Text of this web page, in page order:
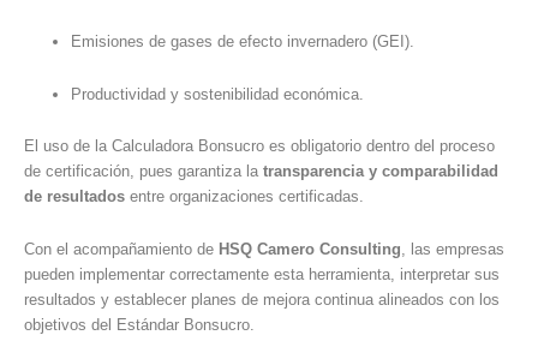
Emisiones de gases de efecto invernadero (GEI).
Productividad y sostenibilidad económica.
El uso de la Calculadora Bonsucro es obligatorio dentro del proceso
de certificación, pues garantiza la transparencia y comparabilidad
de resultados entre organizaciones certificadas.
Con el acompañamiento de HSQ Camero Consulting, las empresas
pueden implementar correctamente esta herramienta, interpretar sus
resultados y establecer planes de mejora continua alineados con los
objetivos del Estándar Bonsucro.